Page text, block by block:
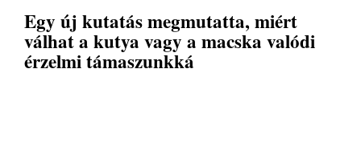
Egy új kutatás megmutatta, miért
válhat a kutya vagy a macska valódi
érzelmi támaszunkká